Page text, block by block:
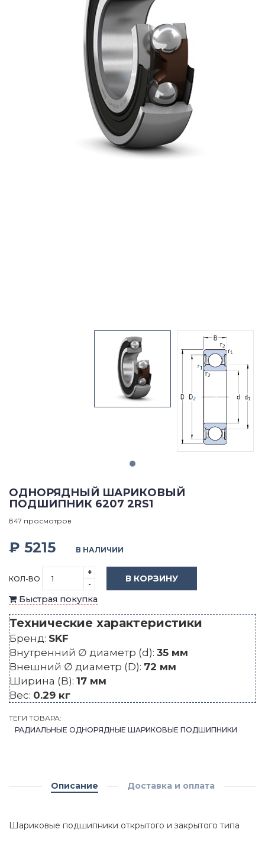
ОДНОРЯДНЫЙ ШАРИКОВЫЙ
ПОДШИПНИК 6207 2RS1
847 просмотров
₽ 5215 В НАЛИЧИИ
КОЛ-ВО
+
-
В КОРЗИНУ
Быстрая покупка
Технические характеристики
Бренд: SKF
Внутренний ∅ диаметр (d): 35 мм
Внешний ∅ диаметр (D): 72 мм
Ширина (B): 17 мм
Вес: 0.29 кг
ТЕГИ ТОВАРА:
РАДИАЛЬНЫЕ ОДНОРЯДНЫЕ ШАРИКОВЫЕ ПОДШИПНИКИ
Описание Доставка и оплата
Шариковые подшипники открытого и закрытого типа